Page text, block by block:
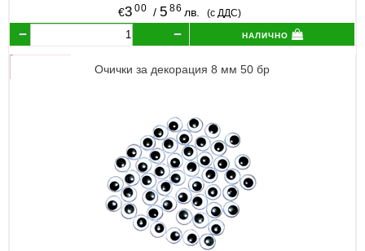
€3 00 / 5 86 лв. (с ДДС)
налично
Очички за декорация 8 мм 50 бр